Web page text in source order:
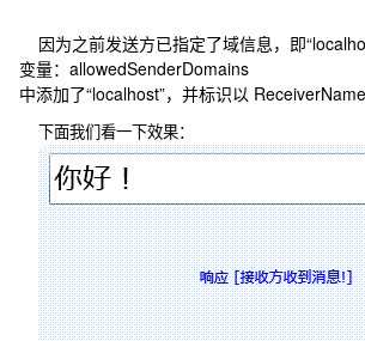
因为之前发送方已指定了域信息，即
变量：allowedSenderDomains
中添加了“localhost”，并标识以
下面我们看一下效果：